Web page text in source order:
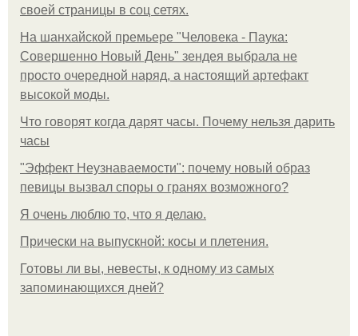
своей страницы в соц сетях.
На шанхайской премьере "Человека - Паука:
Совершенно Новый День" зендея выбрала не
просто очередной наряд, а настоящий артефакт
высокой моды.
Что говорят когда дарят часы. Почему нельзя дарить
часы
"Эффект Неузнаваемости": почему новый образ
певицы вызвал споры о гранях возможного?
Я очень люблю то, что я делаю.
Прически на выпускной: косы и плетения.
Готовы ли вы, невесты, к одному из самых
запоминающихся дней?